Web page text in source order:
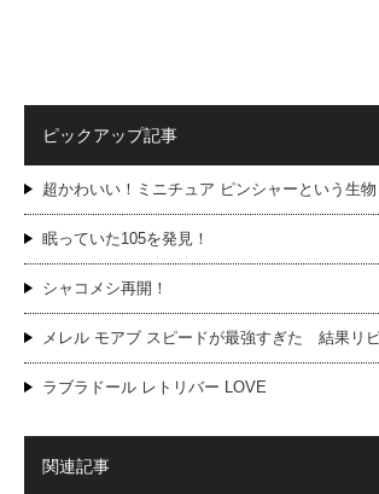
ピックアップ記事
超かわいい！ミニチュア ピンシャーという生物
眠っていた105を発見！
シャコメシ再開！
メレル モアブ スピードが最強すぎた 結果リ
ラブラドール レトリバー LOVE
関連記事